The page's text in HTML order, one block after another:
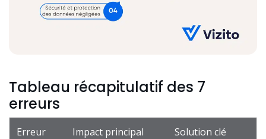
Tableau récapitulatif des 7
erreurs
Erreur Impact principal Solution clé